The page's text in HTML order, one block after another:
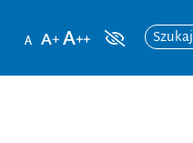
Szukaj